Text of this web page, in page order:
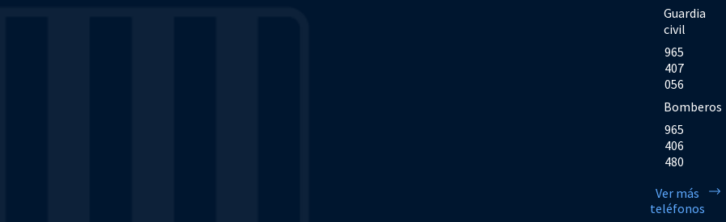
Guardia
civil
965
407
056
Bomberos
965
406
480
Ver más
teléfonos